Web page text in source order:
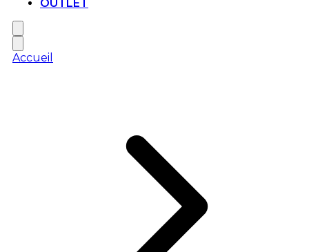
OUTLET
Accueil